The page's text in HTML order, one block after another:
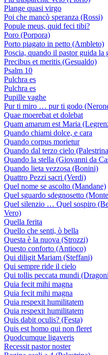
Plange quasi virgo
Poi che mancò speranza (Rossi)
Popule meus, quid feci tibi?
Poro (Porpora)
Porto piagato in petto (Ambleto)
Poscia, quando il pastor guida la
Precibus et meritis (Gesualdo)
Psalm 10
Pulchra es
Pulchra es
Pupille vaghe
Pur ti miro … pur ti godo
Quae moerebat et dolebat
Quam amarum est Maria
Quando chiami dolce, e cara
Quando corpus morietur
Quando dal terzo cielo
Quando la stella (Giovanni da
Quando lieta vezzosa (Bonini)
Quattro Pezzi sacri (Verdi)
Quel nome se ascolto (Mandane)
Quel sguardo sdegnosetto
Quel silenzio … Quel sospiro
Vero)
Quella ferita
Quello che senti, ò bella
Questa è la nuova (Strozzi)
Questo conforto (Antioco)
Qui diligit Mariam (Steffani)
Qui sempre ride il cielo
Qui tollis peccata mundi
Quia fecit mihi magna
Quia fecit mihi magna
Quia respexit humilitatem
Quia respexit humilitatem
Quis dabit oculis? (Festa)
Quis est homo qui non fleret
Quodcumque ligaveris
Recessit pastor noster